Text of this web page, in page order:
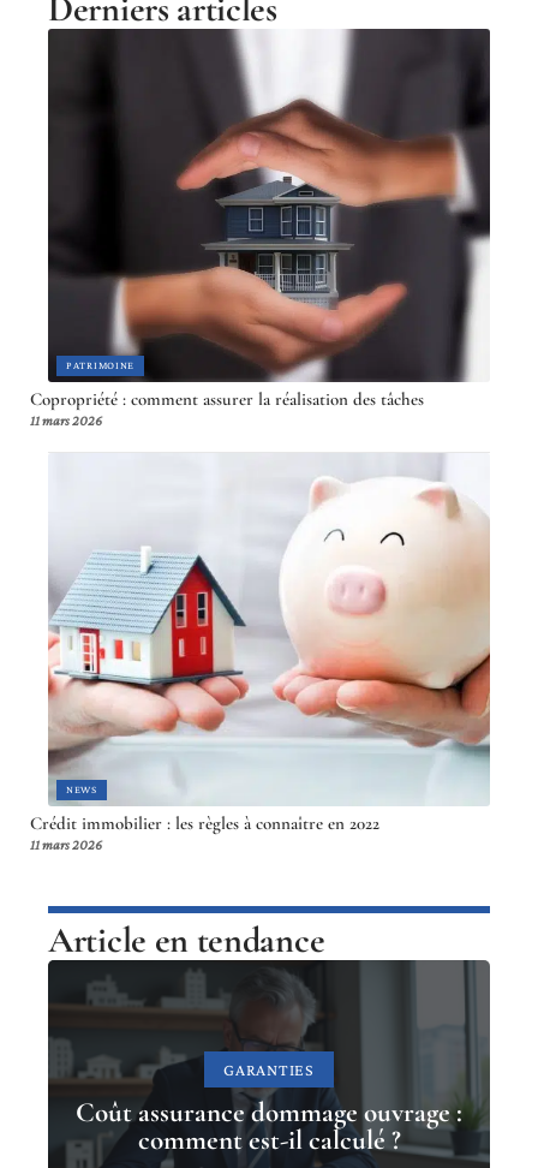
PATRIMOINE
Copropriété : comment assurer la réalisation des tâches
11 mars 2026
NEWS
Crédit immobilier : les règles à connaître en 2022
11 mars 2026
Article en tendance
GARANTIES
Coût assurance dommage ouvrage :
comment est-il calculé ?